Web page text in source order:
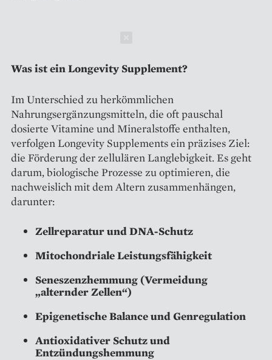
Was ist ein Longevity Supplement?
Im Unterschied zu herkömmlichen
Nahrungsergänzungsmitteln, die oft pauschal
dosierte Vitamine und Mineralstoffe enthalten,
verfolgen Longevity Supplements ein präzises Ziel:
die Förderung der zellulären Langlebigkeit. Es geht
darum, biologische Prozesse zu optimieren, die
nachweislich mit dem Altern zusammenhängen,
darunter:
Zellreparatur und DNA-Schutz
Mitochondriale Leistungsfähigkeit
Seneszenzhemmung (Vermeidung
„alternder Zellen“)
Epigenetische Balance und Genregulation
Antioxidativer Schutz und
Entzündungshemmung